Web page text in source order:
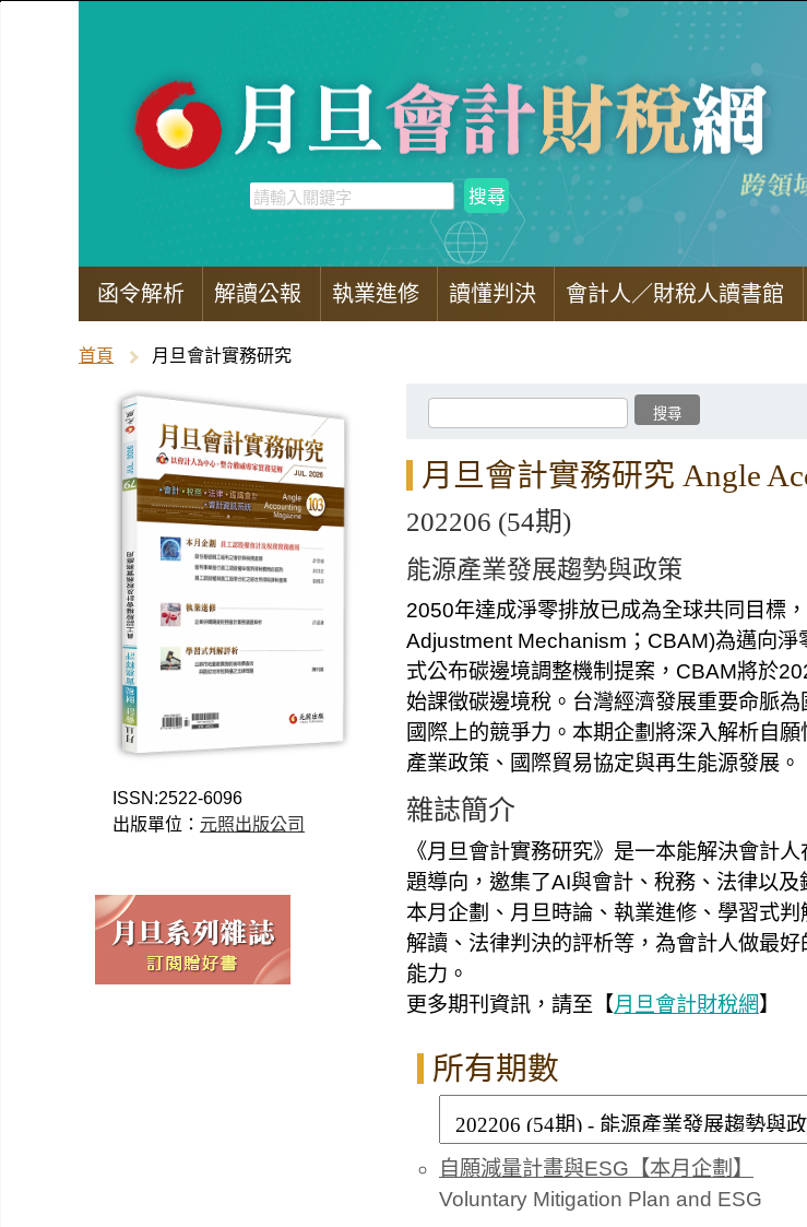
函令解析 解讀公報 執業進修 讀懂判決 會計人／財稅人讀書館
首頁 月旦會計實務研究
ISSN:2522-6096
出版單位： 元照出版公司
月旦會計實務研究 Angle
202206 (54期)
能源產業發展趨勢與政策
2050年達成淨零排放已成為全球共同目標
Adjustment Mechanism；CBAM)為邁向
式公布碳邊境調整機制提案，CBAM將於
始課徵碳邊境稅。台灣經濟發展重要命脈
國際上的競爭力。本期企劃將深入解析自
產業政策、國際貿易協定與再生能源發展。
雜誌簡介
《月旦會計實務研究》是一本能解決會計
題導向，邀集了AI與會計、稅務、法律以
本月企劃、月旦時論、執業進修、學習式
解讀、法律判決的評析等，為會計人做最
能力。
更多期刊資訊，請至【月旦會計財稅網】
所有期數
自願減量計畫與ESG【本月企劃】
Voluntary Mitigation Plan and ESG